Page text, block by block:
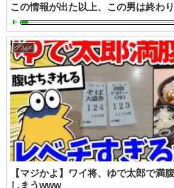
この情報が出た以上、この男は終わり
グルメ
【マジかよ】ワイ将、ゆで太郎で満
しまうwww